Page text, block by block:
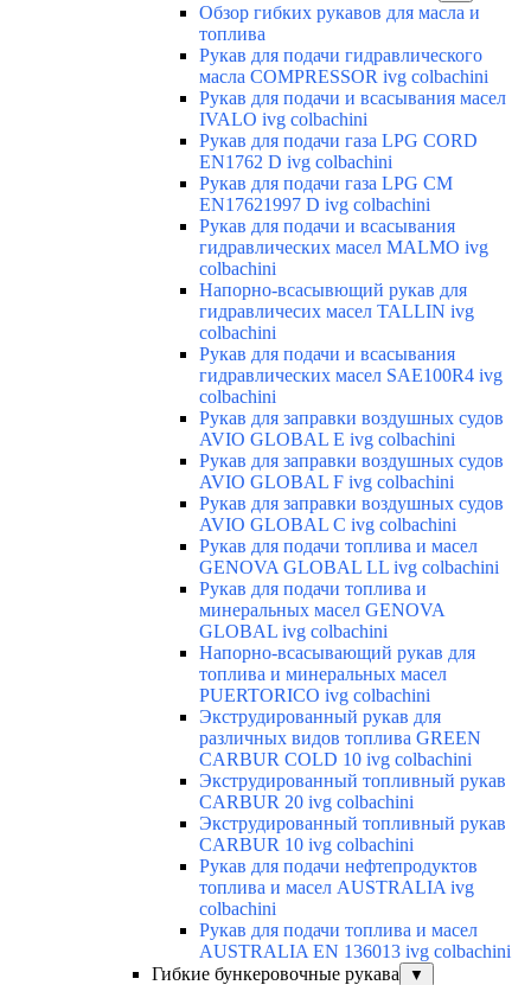
Обзор гибких рукавов для масла и
топлива
Рукав для подачи гидравлического
масла COMPRESSOR ivg colbachini
Рукав для подачи и всасывания масел
IVALO ivg colbachini
Рукав для подачи газа LPG CORD
EN1762 D ivg colbachini
Рукав для подачи газа LPG CM
EN17621997 D ivg colbachini
Рукав для подачи и всасывания
гидравлических масел MALMO ivg
colbachini
Напорно-всасывющий рукав для
гидравличесих масел TALLIN ivg
colbachini
Рукав для подачи и всасывания
гидравлических масел SAE100R4 ivg
colbachini
Рукав для заправки воздушных судов
AVIO GLOBAL E ivg colbachini
Рукав для заправки воздушных судов
AVIO GLOBAL F ivg colbachini
Рукав для заправки воздушных судов
AVIO GLOBAL C ivg colbachini
Рукав для подачи топлива и масел
GENOVA GLOBAL LL ivg colbachini
Рукав для подачи топлива и
минеральных масел GENOVA
GLOBAL ivg colbachini
Напорно-всасывающий рукав для
топлива и минеральных масел
PUERTORICO ivg colbachini
Экструдированный рукав для
различных видов топлива GREEN
CARBUR COLD 10 ivg colbachini
Экструдированный топливный рукав
CARBUR 20 ivg colbachini
Экструдированный топливный рукав
CARBUR 10 ivg colbachini
Рукав для подачи нефтепродуктов
топлива и масел AUSTRALIA ivg
colbachini
Рукав для подачи топлива и масел
AUSTRALIA EN 136013 ivg colbachini
Гибкие бункеровочные рукава
▼